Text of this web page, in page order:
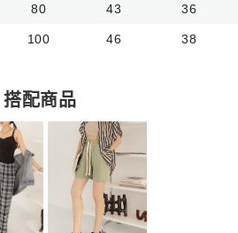
80 43 36
100 46 38
搭配商品